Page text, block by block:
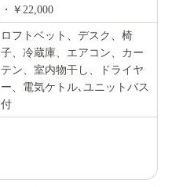
・￥22,000
ロフトベット、デスク、椅
子、冷蔵庫、エアコン、カー
テン、室内物干し、ドライヤ
ー、電気ケトル､ユニットバス
付